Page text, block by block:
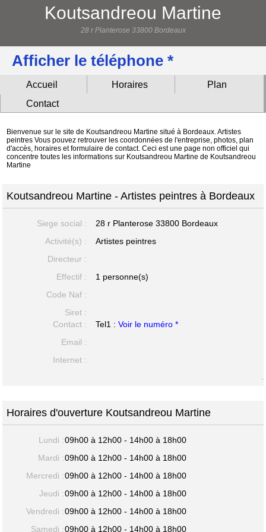
Koutsandreou Martine
28 r Planterose 33800 Bordeaux
Afficher le téléphone *
Accueil Horaires
Plan
Contact
Bienvenue sur le site de Koutsandreou Martine situé à Bordeaux. Artistes
peintres Vous pouvez retrouver les coordonnées de l'entreprise, photos, plan
d'accès, horaires et formulaire de contact. Ceci est une page non officiel qui
concentre toutes les informations sur Koutsandreou Martine de Koutsandreou
Martine
Koutsandreou Martine - Artistes peintres à Bordeaux
Siege social : 28 r Planterose33800 Bordeaux
Activité(s) :
Artistes peintres
Directeur :
Effectif :
1 personne(s)
Code Naf :
Siret :
Contact :
Tel1 :Voir le numéro *
Email :
Internet :
-
Horaires d'ouverture Koutsandreou Martine
Lundi :09h00 à 12h00 - 14h00 à 18h00
Mardi :09h00 à 12h00 - 14h00 à 18h00
Mercredi :09h00 à 12h00 - 14h00 à 18h00
Jeudi :09h00 à 12h00 - 14h00 à 18h00
Vendredi :09h00 à 12h00 - 14h00 à 18h00
Samedi :09h00 à 12h00 - 14h00 à 18h00